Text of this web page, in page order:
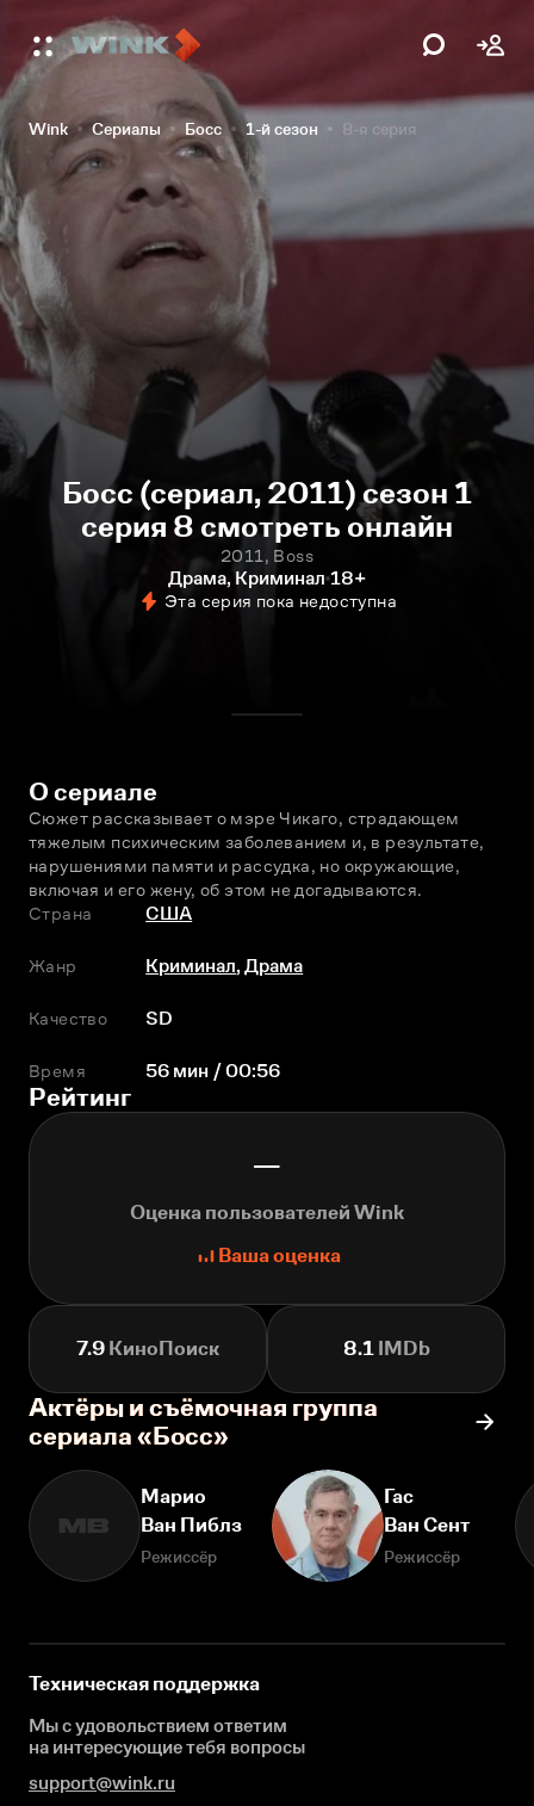
Wink Сериалы Босс 1-й сезон 8-я серия
Босс (сериал, 2011) сезон 1
серия 8 смотреть онлайн
2011, Boss
Драма, Криминал 18+
Эта серия пока недоступна
О сериале
Сюжет рассказывает о мэре Чикаго, страдающем
тяжелым психическим заболеванием и, в результате,
нарушениями памяти и рассудка, но окружающие,
включая и его жену, об этом не догадываются.
Страна
США
Жанр Криминал,Драма
Качество SD
Время 56 мин / 00:56
Рейтинг
—
Оценка пользователей Wink
Ваша оценка
7.9 КиноПоиск 8.1IMDb
Актёры и съёмочная группа
сериала «Босс»
МВ
Марио
Ван Пиблз
Режиссёр
Гас
Ван Сент
Режиссёр
Техническая поддержка
Мы с удовольствием ответим
на интересующиетебя вопросы
support@wink.ru